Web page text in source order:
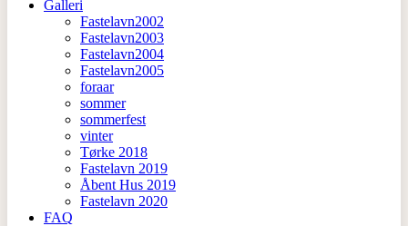
Galleri
Fastelavn2002
Fastelavn2003
Fastelavn2004
Fastelavn2005
foraar
sommer
sommerfest
vinter
Tørke 2018
Fastelavn 2019
Åbent Hus 2019
Fastelavn 2020
FAQ